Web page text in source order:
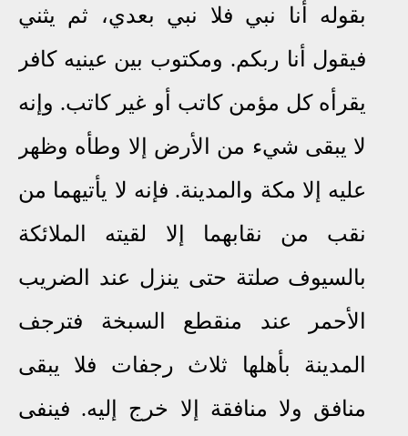
بقوله أنا نبي فلا نبي بعدي، ثم يثني
فيقول أنا ربكم. ومكتوب بين عينيه كافر
يقرأه كل مؤمن كاتب أو غير كاتب. وإنه
لا يبقى شيء من الأرض إلا وطأه وظهر
عليه إلا مكة والمدينة. فإنه لا يأتيهما من
نقب من نقابهما إلا لقيته الملائكة
بالسيوف صلتة حتى ينزل عند الضريب
الأحمر عند منقطع السبخة فترجف
المدينة بأهلها ثلاث رجفات فلا يبقى
منافق ولا منافقة إلا خرج إليه. فينفى